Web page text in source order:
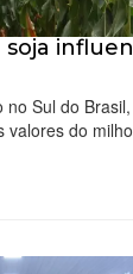
Sul do
do